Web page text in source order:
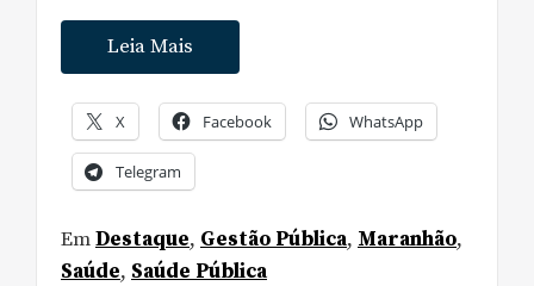
Leia Mais
X Facebook WhatsApp
Telegram
EmDestaque, Gestão Pública, Maranhão,
Saúde, Saúde Pública